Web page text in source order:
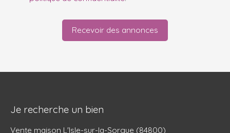
Recevoir des annonces
Je recherche un bien
Vente maison L'Isle-sur-la-Sorgue (84800)